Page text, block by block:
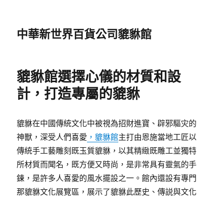
中華新世界百貨公司貔貅館
貔貅館選擇心儀的材質和設
計，打造專屬的貔貅
貔貅在中國傳統文化中被視為招財進寶、辟邪驅灾的
神獸，深受人們喜愛 ，貔貅館主打由恩施當地工匠以
傳統手工藝雕刻既玉質貔貅，以其精緻既雕工並獨特
所材質而聞名，既方便又時尚，是非常具有靈氣的手
鍊，是許多人喜愛的風水擺設之一。館內還設有專門
那貔貅文化展覽區，展示了貔貅此歷史、傳説與文化